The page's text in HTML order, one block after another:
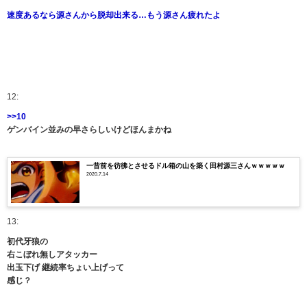
速度あるなら源さんから脱却出来る…もう源さん疲れたよ
12:
>>10
ゲンバイン並みの早さらしいけどほんまかね
一昔前を彷彿とさせるドル箱の山を築く田村源三さんｗｗｗｗｗ
2020.7.14
13:
初代牙狼の
右こぼれ無しアタッカー
出玉下げ 継続率ちょい上げって
感じ？